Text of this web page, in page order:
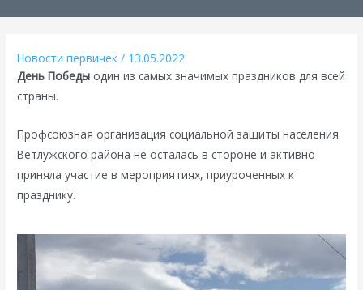
Новости первичек / 13.05.2022
День Победы один из самых значимых праздников для всей
страны.
Профсоюзная организация социальной защиты населения
Ветлужского района не осталась в стороне и активно
приняла участие в мероприятиях, приуроченных к
празднику.